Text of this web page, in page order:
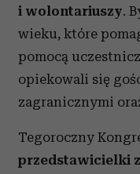
i wolontariuszy.
wieku, które
pomocą
opiekowali się
zagranicznymi
Tegoroczny
przedstawicielki